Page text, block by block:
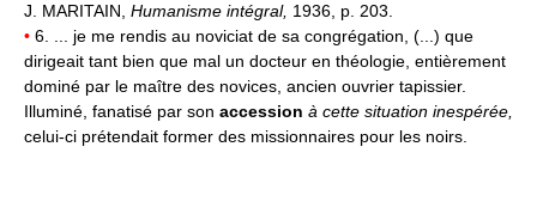
J. MARITAIN, Humanisme intégral, 1936, p. 203.
• 6. ... je me rendis au noviciat de sa congrégation, (...) que
dirigeait tant bien que mal un docteur en théologie, entièrement
dominé par le maître des novices, ancien ouvrier tapissier.
Illuminé, fanatisé par son accession à cette situation inespérée,
celui-ci prétendait former des missionnaires pour les noirs.